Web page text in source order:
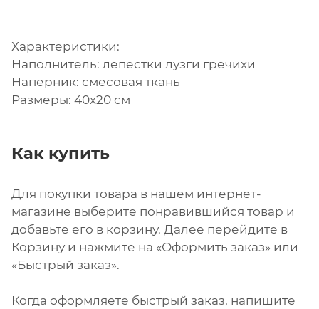
Характеристики:
Наполнитель: лепестки лузги гречихи
Наперник: смесовая ткань
Размеры: 40х20 см
Как купить
Для покупки товара в нашем интернет-
магазине выберите понравившийся товар и
добавьте его в корзину. Далее перейдите в
Корзину и нажмите на «Оформить заказ» или
«Быстрый заказ».
Когда оформляете быстрый заказ, напишите